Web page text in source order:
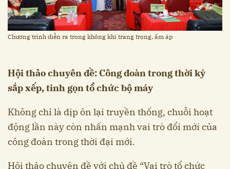
Chương trình diễn ra trong không khí trang trọng, ấm áp
Hội thảo chuyên đề: Công đoàn trong thời kỳ
sắp xếp, tinh gọn tổ chức bộ máy
Không chỉ là dịp ôn lại truyền thống, chuỗi hoạt
động lần này còn nhấn mạnh vai trò đổi mới của
công đoàn trong thời đại mới.
Hội thảo chuyên đề với chủ đề “Vai trò tổ chức